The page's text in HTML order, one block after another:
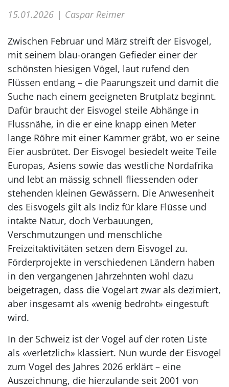
15.01.2026 Caspar Reimer
Zwischen Februar und März streift der Eisvogel,
mit seinem blau-orangen Gefieder einer der
schönsten hiesigen Vögel, laut rufend den
Flüssen entlang – die Paarungszeit und damit die
Suche nach einem geeigneten Brutplatz beginnt.
Dafür braucht der Eisvogel steile Abhänge in
Flussnähe, in die er eine knapp einen Meter
lange Röhre mit einer Kammer gräbt, wo er seine
Eier ausbrütet. Der Eisvogel besiedelt weite Teile
Europas, Asiens sowie das westliche Nordafrika
und lebt an mässig schnell fliessenden oder
stehenden kleinen Gewässern. Die Anwesenheit
des Eisvogels gilt als Indiz für klare Flüsse und
intakte Natur, doch Verbauungen,
Verschmutzungen und menschliche
Freizeitaktivitäten setzen dem Eisvogel zu.
Förderprojekte in verschiedenen Ländern haben
in den vergangenen Jahrzehnten wohl dazu
beigetragen, dass die Vogelart zwar als dezimiert,
aber insgesamt als «wenig bedroht» eingestuft
wird.
In der Schweiz ist der Vogel auf der roten Liste
als «verletzlich» klassiert. Nun wurde der Eisvogel
zum Vogel des Jahres 2026 erklärt – eine
Auszeichnung, die hierzulande seit 2001 von